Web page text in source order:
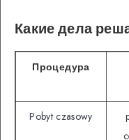
Какие дела
Процедура
Pobyt czasowy